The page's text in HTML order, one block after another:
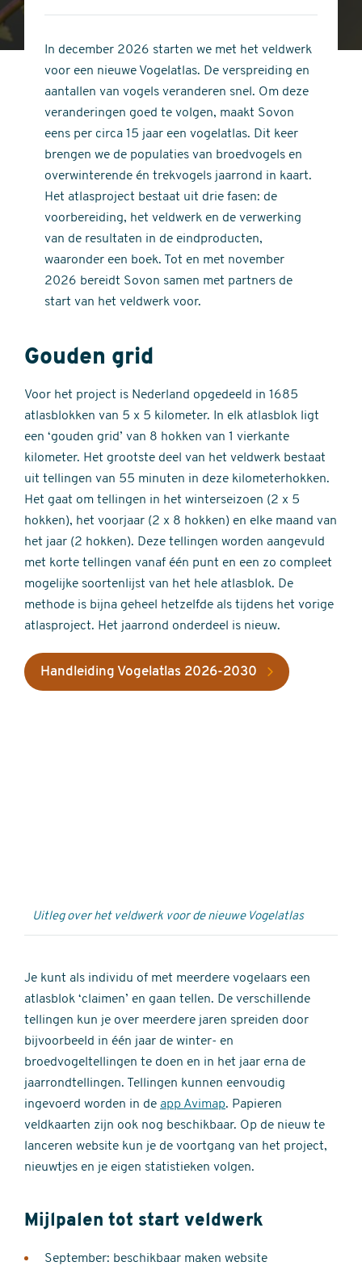
stars
of
stars
In december 2026 starten we met het veldwerk
voor een nieuwe Vogelatlas. De verspreiding en
aantallen van vogels veranderen snel. Om deze
veranderingen goed te volgen, maakt Sovon
eens per circa 15 jaar een vogelatlas. Dit keer
brengen we de populaties van broedvogels en
overwinterende én trekvogels jaarrond in kaart.
Het atlasproject bestaat uit drie fasen: de
voorbereiding, het veldwerk en de verwerking
van de resultaten in de eindproducten,
waaronder een boek. Tot en met november
2026 bereidt Sovon samen met partners de
start van het veldwerk voor.
Gouden grid
Voor het project is Nederland opgedeeld in 1685
atlasblokken van 5 x 5 kilometer. In elk atlasblok ligt
een ‘gouden grid’ van 8 hokken van 1 vierkante
kilometer. Het grootste deel van het veldwerk bestaat
uit tellingen van 55 minuten in deze kilometerhokken.
Het gaat om tellingen in het winterseizoen (2 x 5
hokken), het voorjaar (2 x 8 hokken) en elke maand van
het jaar (2 hokken). Deze tellingen worden aangevuld
met korte tellingen vanaf één punt en een zo compleet
mogelijke soortenlijst van het hele atlasblok. De
methode is bijna geheel hetzelfde als tijdens het vorige
atlasproject. Het jaarrond onderdeel is nieuw.
Handleiding Vogelatlas 2026-2030
Uitleg over het veldwerk voor de nieuwe Vogelatlas
Je kunt als individu of met meerdere vogelaars een
atlasblok ‘claimen’ en gaan tellen. De verschillende
tellingen kun je over meerdere jaren spreiden door
bijvoorbeeld in één jaar de winter- en
broedvogeltellingen te doen en in het jaar erna de
jaarrondtellingen. Tellingen kunnen eenvoudig
ingevoerd worden in de app Avimap. Papieren
veldkaarten zijn ook nog beschikbaar. Op de nieuw te
lanceren website kun je de voortgang van het project,
nieuwtjes en je eigen statistieken volgen.
Mijlpalen tot start veldwerk
September: beschikbaar maken website